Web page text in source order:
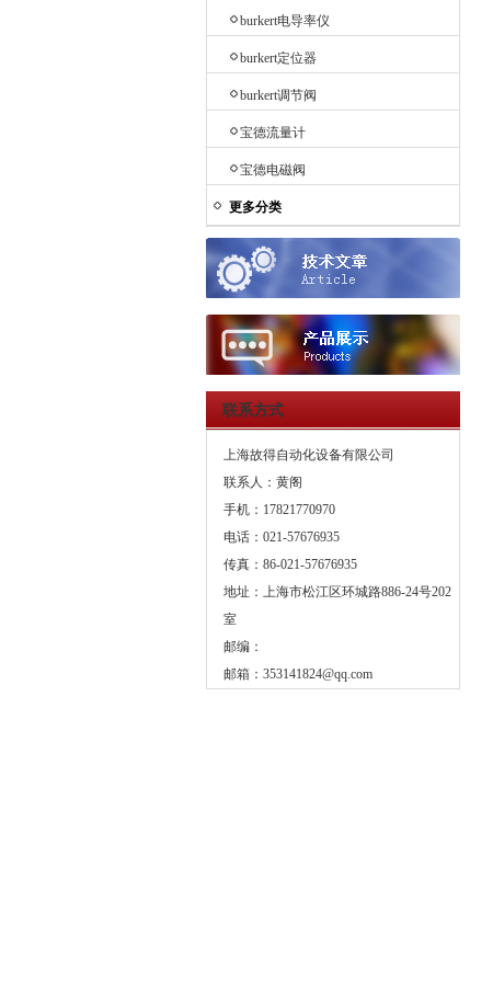
burkert电导率仪
burkert定位器
burkert调节阀
宝德流量计
宝德电磁阀
更多分类
联系方式
上海故得自动化设备有限公司
联系人：黄阁
手机：17821770970
电话：021-57676935
传真：86-021-57676935
地址：上海市松江区环城路886-24号202
室
邮编：
邮箱： 353141824@qq.com